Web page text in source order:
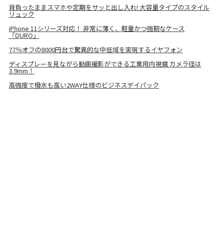
背負ったままスマホや定期をサッと出し入れ! 大容量タイプのスタイル
リュック
iPhone 11シリーズ対応！ 非常に薄く、軽量かつ強靭なケース
「DURO」
77％オフの8000円台で驚異的な中低域を実現するイヤフォン
ディスプレーを見ながら動画撮影ができる工業用内視鏡 カメラ径は
3.9mm！
高強度で撥水も高い2WAY仕様のビジネスデイパック